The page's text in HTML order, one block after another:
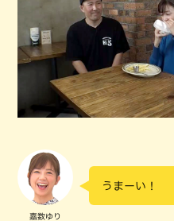
嘉数ゆり
うまーい！